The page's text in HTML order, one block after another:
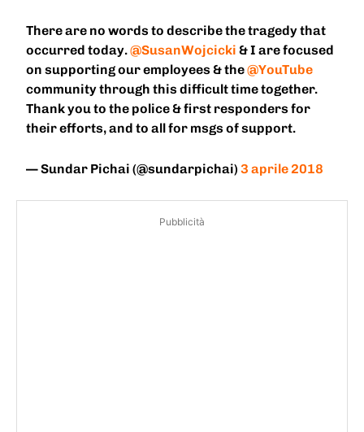
There are no words to describe the tragedy that
occurred today.@SusanWojcicki & I are focused
on supporting our employees & the@YouTube
community through this difficult time together.
Thank you to the police & first responders for
their efforts, and to all for msgs of support.
— Sundar Pichai (@sundarpichai)3 aprile 2018
Pubblicità